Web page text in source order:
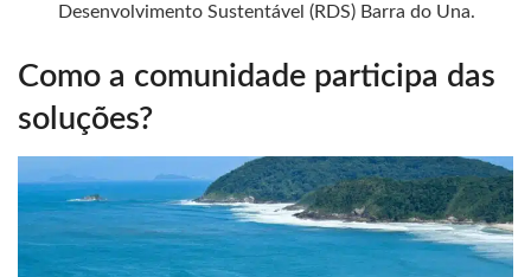
Desenvolvimento Sustentável (RDS) Barra do Una.
Como a comunidade participa das
soluções?